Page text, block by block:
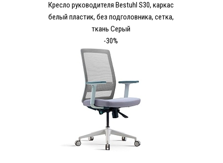
Кресло руководителя Bestuhl S30, каркас
белый пластик, без подголовника, сетка,
ткань Серый
-30%